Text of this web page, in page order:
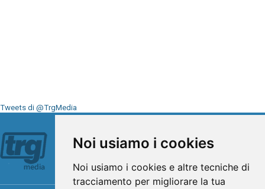
Noi usiamo i cookies
Noi usiamo i cookies e altre tecniche di
tracciamento per migliorare la tua
Tweets di @TrgMedia